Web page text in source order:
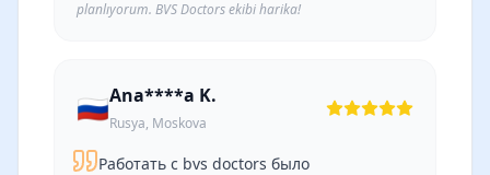
planlıyorum. BVS Doctors ekibi harika!
🇷🇺Ana****a K.
Rusya, Moskova
Работать с bvs doctors было